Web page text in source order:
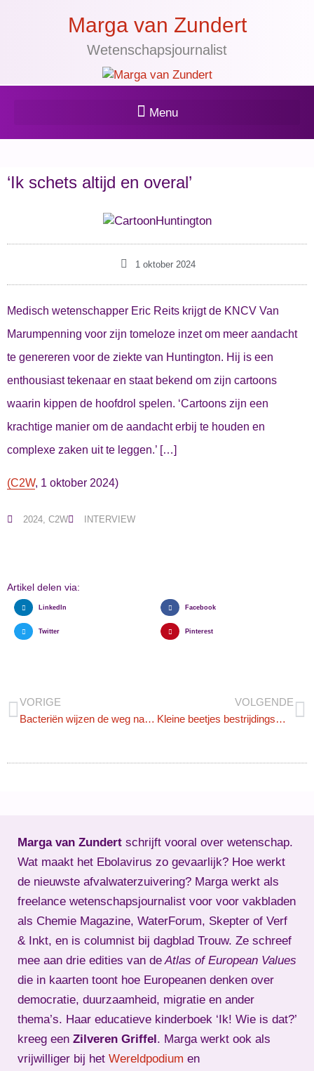
Marga van Zundert
Wetenschapsjournalist
‘Ik schets altijd en overal’
1 oktober 2024
Medisch wetenschapper Eric Reits krijgt de KNCV Van
Marumpenning voor zijn tomeloze inzet om meer aandacht
te genereren voor de ziekte van Huntington. Hij is een
enthousiast tekenaar en staat bekend om zijn cartoons
waarin kippen de hoofdrol spelen. ‘Cartoons zijn een
krachtige manier om de aandacht erbij te houden en
complexe zaken uit te leggen.’ […]
(C2W, 1 oktober 2024)
2024, C2W INTERVIEW
Artikel delen via:
LinkedIn Facebook
Twitter Pinterest
VORIGE
Bacteriën wijzen de weg naar betere waterkwaliteit
VOLGENDE
Kleine beetjes bestrijdingsmiddelen tellen op
Marga van Zundert schrijft vooral over wetenschap.
Wat maakt het Ebolavirus zo gevaarlijk? Hoe werkt
de nieuwste afvalwaterzuivering? Marga werkt als
freelance wetenschapsjournalist voor voor vakbladen
als Chemie Magazine, WaterForum, Skepter of Verf
& Inkt, en is columnist bij dagblad Trouw. Ze schreef
mee aan drie edities van deAtlas of European Values
die in kaarten toont hoe Europeanen denken over
democratie, duurzaamheid, migratie en ander
thema’s. Haar educatieve kinderboek ‘Ik! Wie is dat?’
kreeg een Zilveren Griffel . Marga werkt ook als
vrijwilliger bij het Wereldpodium en